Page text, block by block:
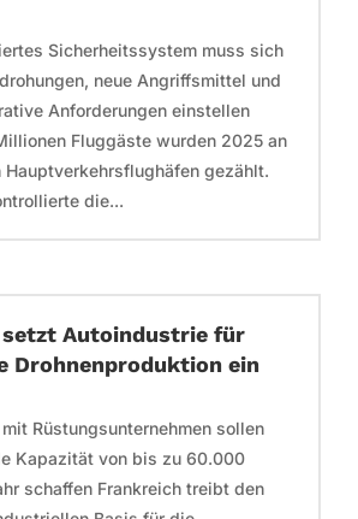
Sicherheitssystem muss sich
neue Angriffsmittel und
Anforderungen einstellen
Fluggäste wurden 2025 an
Hauptverkehrsflughäfen gezählt.
die...
Autoindustrie für
Drohnenproduktion ein
Rüstungsunternehmen sollen
Kapazität von bis zu 60.000
schaffen Frankreich treibt den